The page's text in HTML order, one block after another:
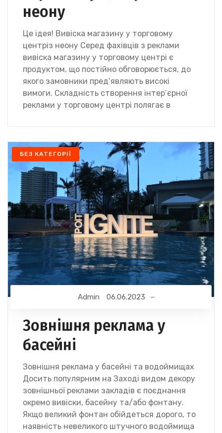
неону
Це ідея! Вивіска магазину у торговому
центріз неону Серед фахівців з реклами
вивіска магазину у торговому центрі є
продуктом, що постійно обговорюється, до
якого замовники пред’являють високі
вимоги. Складність створення інтер’єрної
реклами у торговому центрі полягає в
БЕЗ КАТЕГОРІЇ
Admin 06.06.2023
Зовнішня реклама у
басейні
Зовнішня реклама у басейні та водоймищах
Досить популярним на Заході видом декору
зовнішньої реклами закладів є поєднання
окремо вивіски, басейну та/або фонтану.
Якщо великий фонтан обійдеться дорого, то
наявність невеликого штучного водоймища